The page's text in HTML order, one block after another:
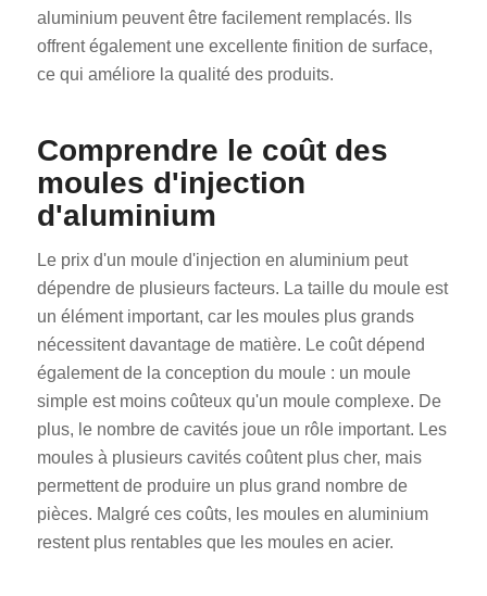
aluminium peuvent être facilement remplacés. Ils
offrent également une excellente finition de surface,
ce qui améliore la qualité des produits.
Comprendre le coût des
moules d'injection
d'aluminium
Le prix d'un moule d'injection en aluminium peut
dépendre de plusieurs facteurs. La taille du moule est
un élément important, car les moules plus grands
nécessitent davantage de matière. Le coût dépend
également de la conception du moule : un moule
simple est moins coûteux qu'un moule complexe. De
plus, le nombre de cavités joue un rôle important. Les
moules à plusieurs cavités coûtent plus cher, mais
permettent de produire un plus grand nombre de
pièces. Malgré ces coûts, les moules en aluminium
restent plus rentables que les moules en acier.